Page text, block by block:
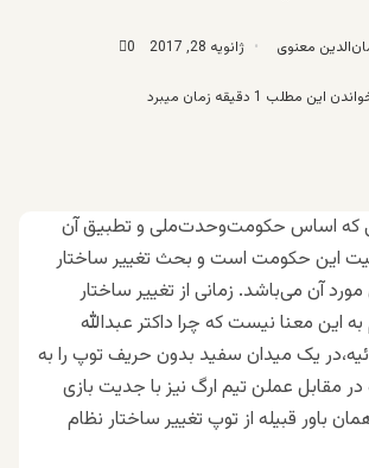
معنوی ژانویه 28, 2017 0
این مطلب 1 دقیقه زمان میبرد
که اساس حکومت‌وحدت‌ملی و تطبیق آن
این حکومت است و بحث تغییر ساختار
آن می‌باشد. زمانی از تغییر ساختار
این معنا نیست که چرا داکتر عبدالله
یک میدان سفید بدون حریف توپ را به
در مقابل عملن تیم ارگ نیز با جدیت بازی
باور قبیله از توپ تغییر ساختار نظام